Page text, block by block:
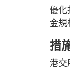
優化
金規
措
港交